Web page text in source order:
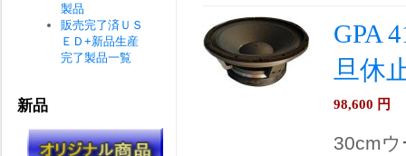
GPA
旦休
98,600 円
30cm
製品
販売完了済ＵＳ
ＥＤ+新品生産
完了製品一覧
新品